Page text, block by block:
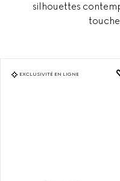
silhouettes
EXCLUSIVITÉ EN LIGNE